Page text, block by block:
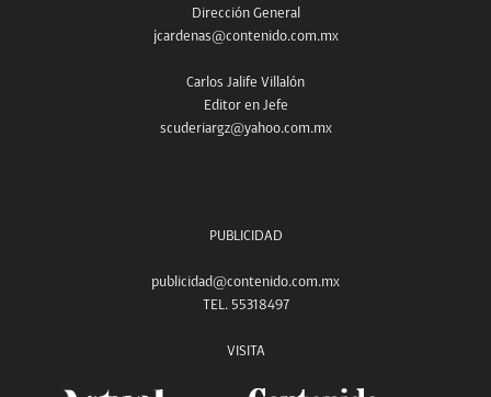
Dirección General
jcardenas@contenido.com.mx
Carlos Jalife Villalón
Editor en Jefe
scuderiargz@yahoo.com.mx
PUBLICIDAD
publicidad@contenido.com.mx
TEL. 55318497
VISITA